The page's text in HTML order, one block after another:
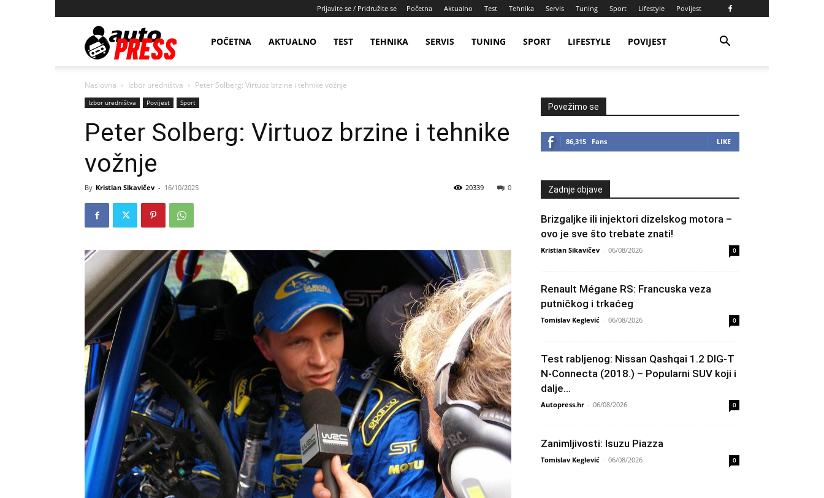
Prijavite se / Pridružite se Početna Aktualno Test Tehnika Servis Tuning Sport Lifestyle Povijest
AutopressHRPOČETNA AKTUALNO TEST TEHNIKA SERVIS TUNING SPORT LIFESTYLE POVIJEST
Naslovna Izbor uredništva Peter Solberg: Virtuoz brzine i tehnike vožnje
Izbor uredništva Povijest Sport
Peter Solberg: Virtuoz brzine i tehnike
vožnje
By Kristian Sikavičev - 16/10/2025 0
20339
Povežimo se
86,315 Fans LIKE
Zadnje objave
Brizgaljke ili injektori dizelskog motora –
ovo je sve što trebate znati!
Kristian Sikavičev - 06/08/2026 0
Renault Mégane RS: Francuska veza
putničkog i trkaćeg
Tomislav Keglević - 06/08/2026 0
Test rabljenog: Nissan Qashqai 1.2 DIG-T
N-Connecta (2018.) – Popularni SUV koji i
dalje...
Autopress.hr - 06/08/2026 0
Zanimljivosti: Isuzu Piazza
Tomislav Keglević - 06/08/2026 0